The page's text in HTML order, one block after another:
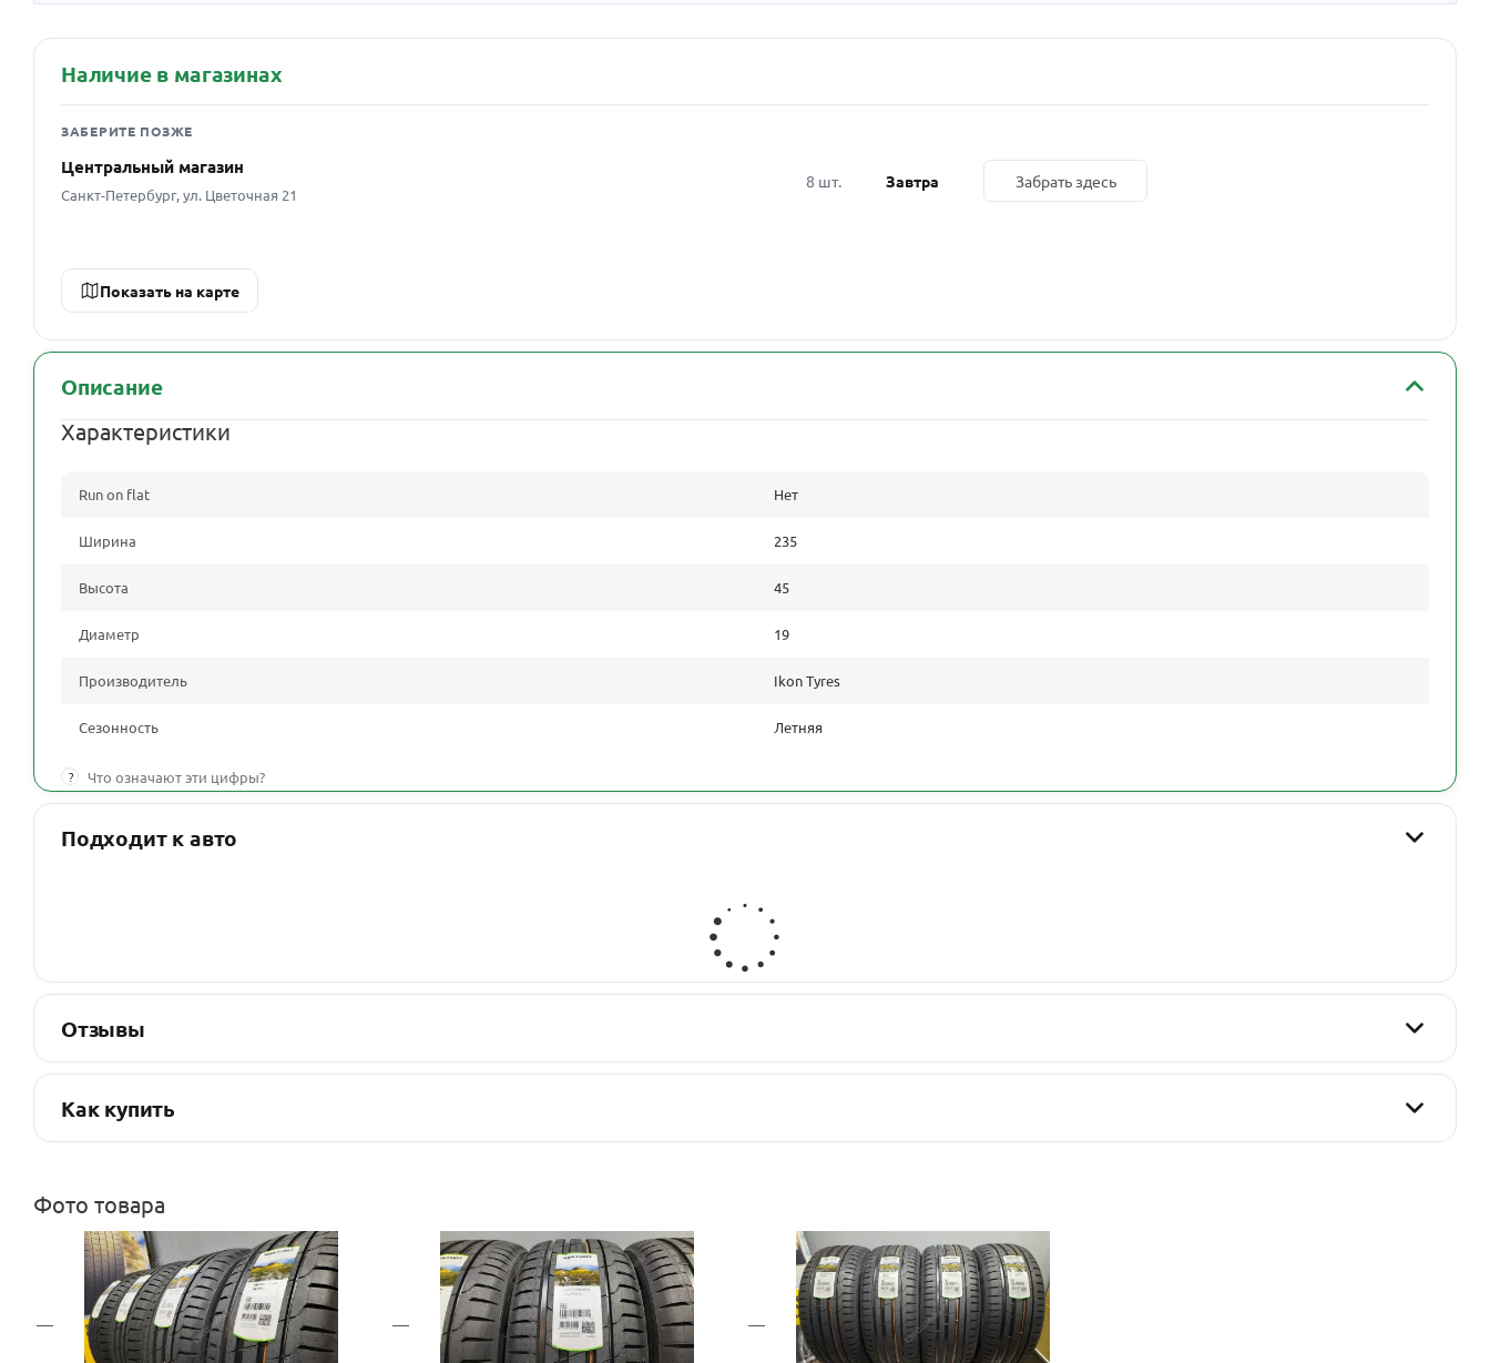
Наличие в магазинах
ЗАБЕРИТЕ ПОЗЖЕ
Центральный магазин
Санкт-Петербург, ул. Цветочная 21
8 шт. Завтра Забрать здесь
Показать на карте
Описание
Характеристики
Run on flat Нет
Ширина 235
Высота 45
Диаметр 19
Производитель Ikon Tyres
Сезонность Летняя
? Что означают эти цифры?
Подходит к авто
Отзывы
Как купить
Фото товара